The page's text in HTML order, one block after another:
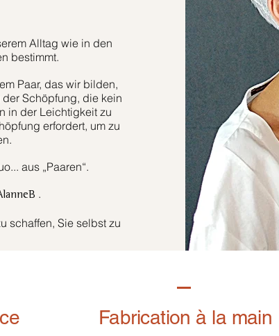
Alltag wie in den
bestimmt.
Paar, das wir bilden,
Schöpfung, die kein
in der Leichtigkeit zu
erfordert, um zu
aus „Paaren“.
.
schaffen, Sie selbst zu
Fabrication à la main